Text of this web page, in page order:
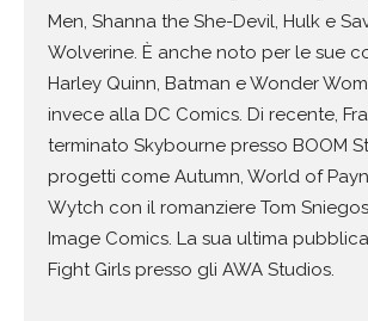
Men, Shanna the She-Devil, Hulk e
Wolverine. È anche noto per le sue
Harley Quinn, Batman e Wonder
invece alla DC Comics. Di recente,
terminato Skybourne presso BOOM
progetti come Autumn, World of
Wytch con il romanziere Tom
Image Comics. La sua ultima
Fight Girls presso gli AWA Studios.